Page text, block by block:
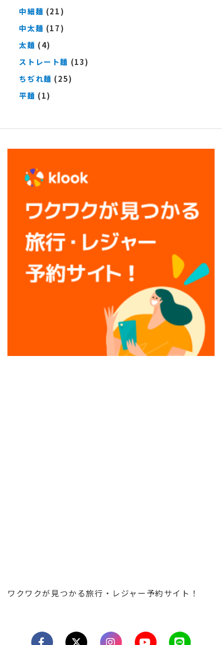
中細麺 (21)
中太麺 (17)
太麺 (4)
ストレート麺 (13)
ちぢれ麺 (25)
平麺 (1)
ワクワクが見つかる旅行・レジャー予約サイト！